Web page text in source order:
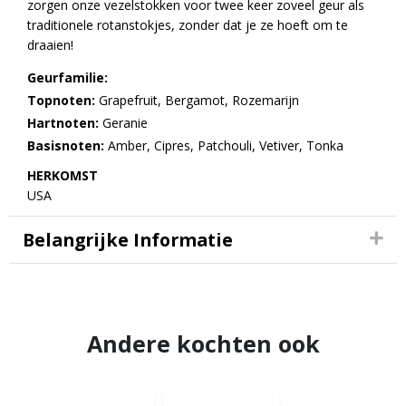
zorgen onze vezelstokken voor twee keer zoveel geur als
traditionele rotanstokjes, zonder dat je ze hoeft om te
draaien!
Geurfamilie:
Topnoten: Grapefruit, Bergamot, Rozemarijn
Hartnoten: Geranie
Basisnoten: Amber, Cipres, Patchouli, Vetiver, Tonka
HERKOMST
USA
Belangrijke Informatie
Andere kochten ook